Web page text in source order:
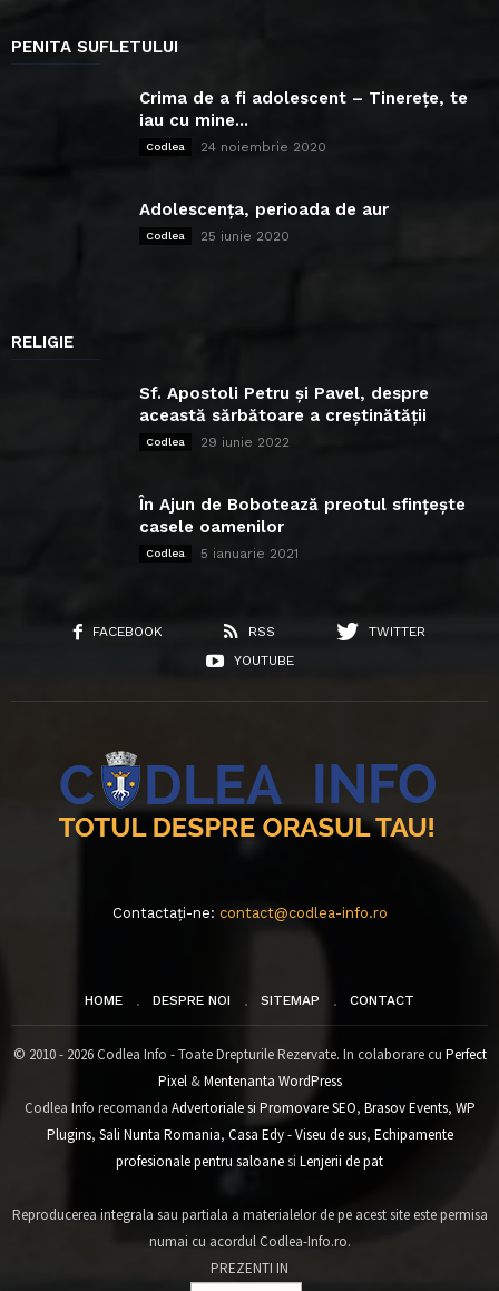
PENITA SUFLETULUI
Crima de a fi adolescent – Tinerețe, te
iau cu mine...
Codlea 24 noiembrie 2020
Adolescența, perioada de aur
Codlea 25 iunie 2020
RELIGIE
Sf. Apostoli Petru și Pavel, despre
această sărbătoare a creștinătății
Codlea 29 iunie 2022
În Ajun de Bobotează preotul sfințește
casele oamenilor
Codlea 5 ianuarie 2021
FACEBOOK RSS
TWITTER
YOUTUBE
Contactați-ne: contact@codlea-info.ro
HOME DESPRE NOI SITEMAP CONTACT
© 2010 - 2026 Codlea Info - Toate Drepturile Rezervate. In colaborare cu Perfect
Pixel&Mentenanta WordPress
Codlea Info recomanda Advertoriale si Promovare SEO, Brasov Events, WP
Plugins, Sali Nunta Romania, Casa Edy - Viseu de sus, Echipamente
profesionale pentru saloanesi Lenjerii de pat
Reproducerea integrala sau partiala a materialelor de pe acest site este permisa
numai cu acordul Codlea-Info.ro.
PREZENTI IN